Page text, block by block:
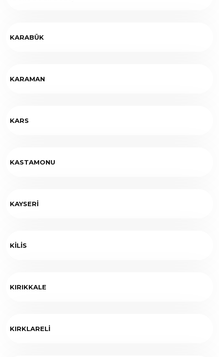
KARABÜK
KARAMAN
KARS
KASTAMONU
KAYSERİ
KİLİS
KIRIKKALE
KIRKLARELİ